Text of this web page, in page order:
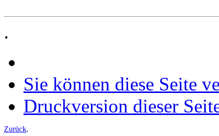
.
Sie können diese Seite
Druckversion dieser
Zurück.